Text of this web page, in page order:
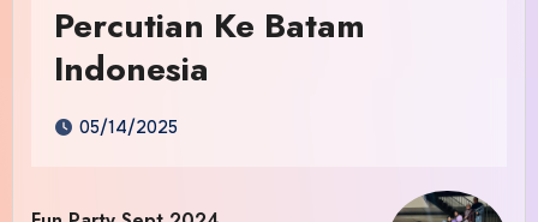
Percutian Ke Batam
Indonesia
05/14/2025